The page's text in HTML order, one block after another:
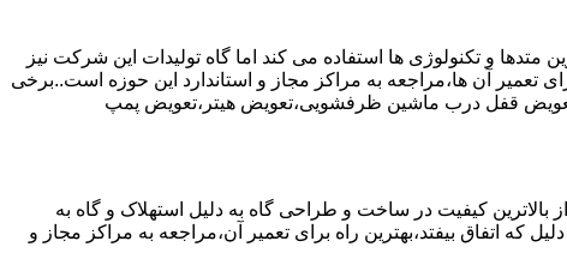
و تکنولوژی ها استفاده می کند اما گاه تولیدات این شرکت نیز
تعمیر آن ها،مراجعه به مراکز مجاز و استاندارد این حوزه است..برخی
قفل درب ماشین ظرفشویی،تعویض هیتر،تعویض پمپ
کیفیت در ساخت و طراحی گاه به دلیل استهلاک و گاه به
اتفاق بیفتد،بهترین راه برای تعمیر آن،مراجعه به مراکز مجاز و